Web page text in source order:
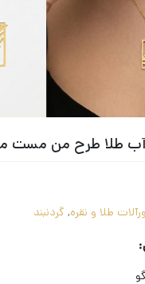
آب طلا طرح من مست
طلا و نقره, گردنبند